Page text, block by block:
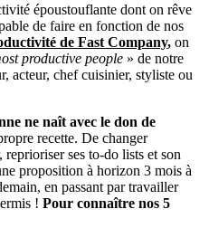
époustouflante dont on rêve
de faire en fonction de nos
de Fast Company, on
productive people » de notre
acteur, chef cuisinier, styliste ou
ne naît avec le don de
recette. De changer
ses to-do lists et son
proposition à horizon 3 mois à
en passant par travailler
! Pour connaître nos 5